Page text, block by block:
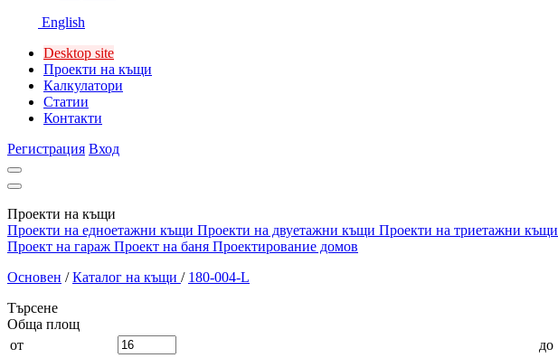
English
Desktop site
Проекти на къщи
Калкулатори
Статии
Контакти
Регистрация Вход
Проекти на къщи
Проекти на едноетажни къщи Проекти на двуетажни къщи Проекти на триетажни къщи
Проект на гараж Проект на баня Проектирование домов
Основен / Каталог на къщи / 180-004-L
Търсене
Обща площ
от
до